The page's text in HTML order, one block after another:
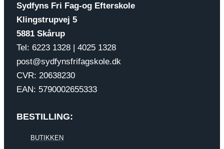
Sydfyns Fri Fag-og Efterskole
Klingstrupvej 5
5881 Skårup
Tel: 6223 1328 | 4025 1328
post@sydfynsfrifagskole.dk
CVR: 20638230
EAN: 5790002655333
BESTILLING:
BUTIKKEN